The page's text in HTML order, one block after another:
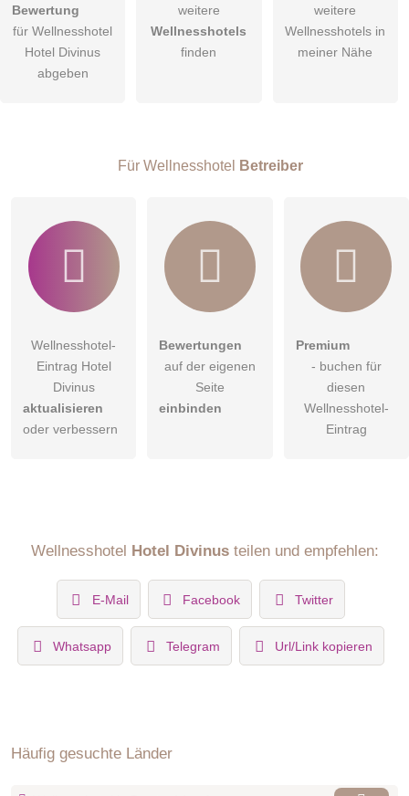
Hiermit akzeptiere ich dieAGB
DieDatenschutzerklärung habe ich zur Kenntnis genommen.
Besucher sichtbar
Bewertung
für Wellnesshotel
Hotel Divinus
abgeben
weitere
Wellnesshotels
finden
weitere
Wellnesshotels in
meiner Nähe
Für Wellnesshotel Betreiber
Wellnesshotel-
Eintrag Hotel
Divinus
aktualisieren
oder verbessern
Bewertungen
auf der eigenen
Seite
einbinden
Premium
- buchen für
diesen
Wellnesshotel-
Eintrag
Wellnesshotel Hotel Divinusteilen und empfehlen:
E-Mail Facebook Twitter
Whatsapp Telegram Url/Link kopieren
Häufig gesuchte Länder